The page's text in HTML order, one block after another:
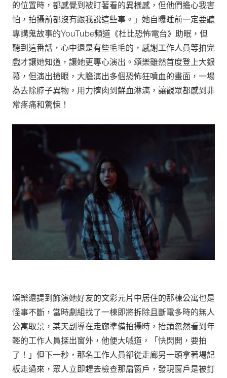
的位置時，都感覺到被盯著看的異樣感，但他們擔心我害
怕，拍攝前都沒有跟我說這些事。」她自曝睡前一定要聽
專講鬼故事的YouTube頻道《杜比恐怖電台》助眠，但
聽到這番話，心中還是有些毛毛的，感謝工作人員等拍完
戲才讓她知道，讓她更專心演出。頌樂雖然首度登上大銀
幕，但演出搶眼，大膽演出多個恐怖狂噴血的畫面，一場
為去除脖子異物，用力擠肉到鮮血淋漓，讓觀眾都感到非
常疼痛和驚悚！
頌樂還提到飾演她好友的文彩元片中居住的那棟公寓也是
怪事不斷，當時劇組找了一棟即將拆除且斷電多時的無人
公寓取景，某天副導在走廊準備拍攝時，抬頭忽然看到年
輕的工作人員探出窗外，他便大喊道，「快閃開，要拍
了！」但下一秒，那名工作人員卻從走廊另一頭拿著場記
板走過來，眾人立即趕去檢查那扇窗戶，發現窗戶是被釘